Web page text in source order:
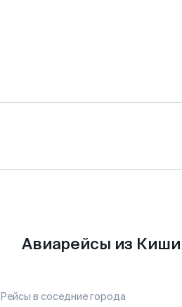
Авиарейсы из
Рейсы в соседние города